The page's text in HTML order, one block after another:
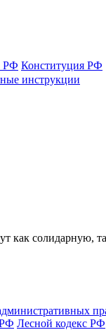
РФ Конституция РФ
инструкции
как солидарную,
РФ Лесной кодекс РФ